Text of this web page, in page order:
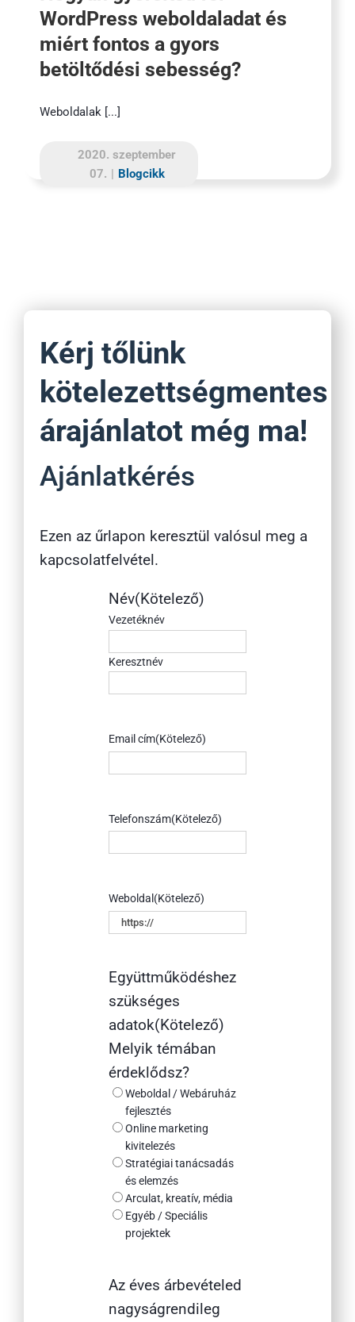
WordPress weboldaladat és
miért fontos a gyors
betöltődési sebesség?
Weboldalak [...]
2020. szeptember
07. | Blogcikk
Kérj tőlünk
kötelezettségmentes
árajánlatot még ma!
Ajánlatkérés
Ezen az űrlapon keresztül valósul meg a
kapcsolatfelvétel.
Név(Kötelező)
Vezetéknév
Keresztnév
Email cím(Kötelező)
Telefonszám(Kötelező)
Weboldal (Kötelező)
Együttműködéshez
szükséges
adatok(Kötelező)
Melyik témában
érdeklődsz?
Weboldal / Webáruház
fejlesztés
Online marketing
kivitelezés
Stratégiai tanácsadás
és elemzés
Arculat, kreatív, média
Egyéb / Speciális
projektek
Az éves árbevételed
nagyságrendileg